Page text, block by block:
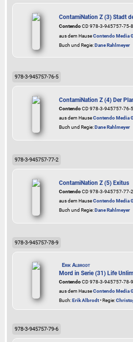
ContamiNation Z (3) Stadt
ContendoCD 978-3-945757-75-
aus dem HauseContendo Media
Buch und Regie:Dane Rahlmeyer
978-3-945757-76-5
ContamiNation Z (4) Der
ContendoCD 978-3-945757-76-
aus dem HauseContendo Media
Buch und Regie:Dane Rahlmeyer
978-3-945757-77-2
ContamiNation Z (5) Exitus
ContendoCD 978-3-945757-77-
aus dem HauseContendo Media
Buch und Regie:Dane Rahlmeyer
978-3-945757-78-9
Erik Albrodt
Mord in Serie (31) Life
ContendoCD 978-3-945757-78-
aus dem HauseContendo Media
Buch:Erik Albrodt• Regie:
978-3-945757-79-6